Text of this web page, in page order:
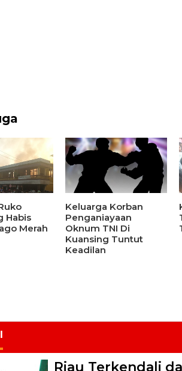
Habis
Merah
Keluarga Korban
Penganiayaan
Oknum TNI Di
Kuansing Tuntut
Keadilan
Riau Terkendali